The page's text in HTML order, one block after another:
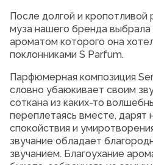
После долгой и
муза нашего бренда
ароматом которого она
поклонниками S Parfum.
Парфюмерная композиция
словно убаюкивает своим
соткана из каких-то
переплетаясь вместе,
спокойствия и
звучание обладает
звучанием. Благоухание